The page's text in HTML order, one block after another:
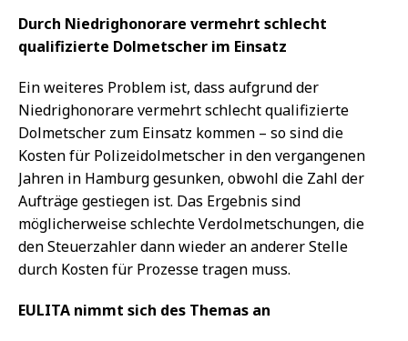
Durch Niedrighonorare vermehrt schlecht
qualifizierte Dolmetscher im Einsatz
Ein weiteres Problem ist, dass aufgrund der
Niedrighonorare vermehrt schlecht qualifizierte
Dolmetscher zum Einsatz kommen – so sind die
Kosten für Polizeidolmetscher in den vergangenen
Jahren in Hamburg gesunken, obwohl die Zahl der
Aufträge gestiegen ist. Das Ergebnis sind
möglicherweise schlechte Verdolmetschungen, die
den Steuerzahler dann wieder an anderer Stelle
durch Kosten für Prozesse tragen muss.
EULITA nimmt sich des Themas an